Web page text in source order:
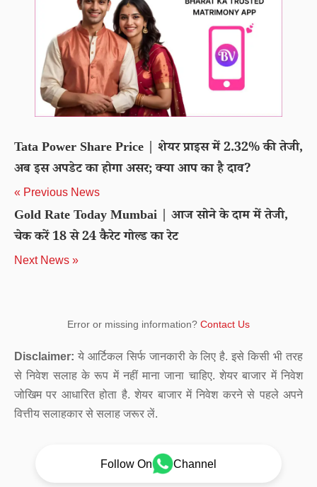
Tata Power Share Price | शेयर प्राइस में 2.32% की तेजी,
अब इस अपडेट का होगा असर; क्या आप का है दाव?
« Previous News
Gold Rate Today Mumbai | आज सोने के दाम में तेजी,
चेक करें 18 से 24 कैरेट गोल्ड का रेट
Next News »
Error or missing information? Contact Us
Disclaimer: ये आर्टिकल सिर्फ जानकारी के लिए है. इसे किसी भी तरह
से निवेश सलाह के रूप में नहीं माना जाना चाहिए. शेयर बाजार में निवेश
जोखिम पर आधारित होता है. शेयर बाजार में निवेश करने से पहले अपने
वित्तीय सलाहकार से सलाह जरूर लें.
Follow On Channel